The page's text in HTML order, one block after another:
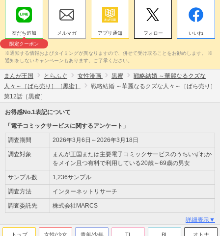
友だち追加
限定クーポン
メルマガ アプリ通知 フォロー いいね
※通知する情報およびタイミングが異なりますので、併せて受け取ることをお勧めします。 ※
通知をしないキャンペーンもあります。ご了承ください。
まんが王国 とらふぐ 女性漫画 黒蜜
戦略結婚 ～華麗なるクズな
人々～［ばら売り］［黒蜜］
戦略結婚 ～華麗なるクズな人々～［ばら売り］
第12話［黒蜜］
お得感No.1表記について
「電子コミックサービスに関するアンケート」
調査期間 2026年3月6日～2026年3月18日
調査対象
まんが王国または主要電子コミックサービスのうちいずれか
をメイン且つ有料で利用している20歳～69歳の男女
サンプル数 1,236サンプル
調査方法 インターネットリサーチ
調査委託先 株式会社MARCS
詳細表示▼
トップ 女性/少女 青年/少年 TL BL オトナ